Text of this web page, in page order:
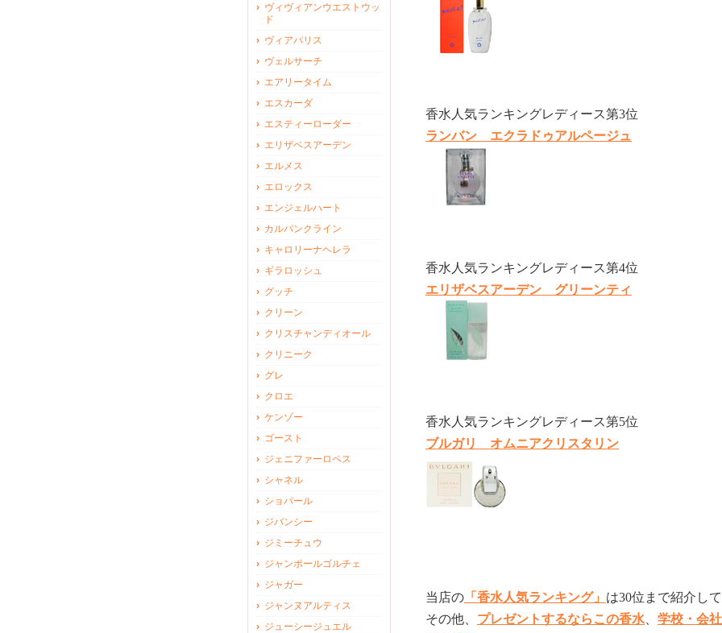
香水人気ランキングレディース第3位
ランバン エクラドゥアルページュ
香水人気ランキングレディース第4位
エリザベスアーデン グリーンティ
香水人気ランキングレディース第5位
ブルガリ オムニアクリスタリン
当店の 「香水人気ランキング」 は30位まで紹介して
その他、 プレゼントするならこの香水
学校・会
ヴィヴィアンウエストウッ
ド
ヴィアパリス
ヴェルサーチ
エアリータイム
エスカーダ
エスティーローダー
エリザベスアーデン
エルメス
エロックス
エンジェルハート
カルバンクライン
キャロリーナヘレラ
ギラロッシュ
グッチ
クリーン
クリスチャンディオール
クリニーク
グレ
クロエ
ケンゾー
ゴースト
ジェニファーロペス
シャネル
ショパール
ジバンシー
ジミーチュウ
ジャンポールゴルチェ
ジャガー
ジャンヌアルティス
ジューシージュエル